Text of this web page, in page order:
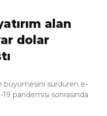
alan
dolar
büyümesini sürdüren e-
pandemisi sonrasında